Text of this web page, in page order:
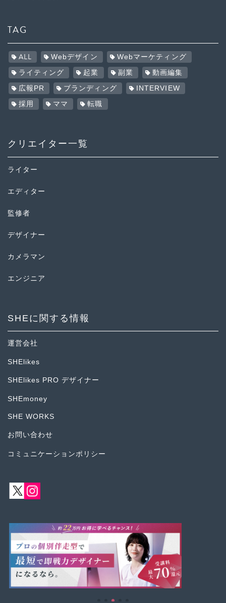
TAG
ALL Webデザイン Webマーケティング
ライティング 起業 副業 動画編集
広報PR ブランディング INTERVIEW
採用 ママ 転職
クリエイター一覧
ライター
エディター
監修者
デザイナー
カメラマン
エンジニア
SHEに関する情報
運営会社
SHElikes
SHElikes PRO デザイナー
SHEmoney
SHE WORKS
お問い合わせ
コミュニケーションポリシー